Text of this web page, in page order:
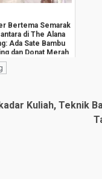
Bertema Semarak
di The Alana
Ada Sate Bambu
dan Donat Merah
Kuliah, Teknik